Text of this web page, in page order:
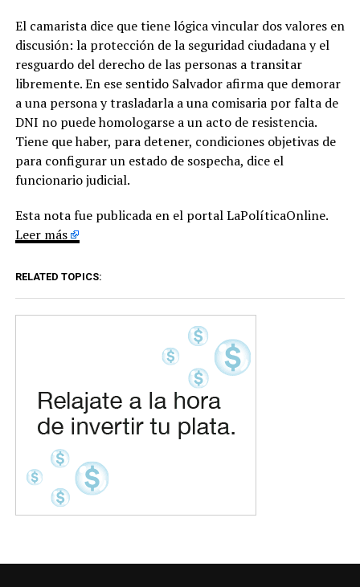
El camarista dice que tiene lógica vincular dos valores en
discusión: la protección de la seguridad ciudadana y el
resguardo del derecho de las personas a transitar
libremente. En ese sentido Salvador afirma que demorar
a una persona y trasladarla a una comisaria por falta de
DNI no puede homologarse a un acto de resistencia.
Tiene que haber, para detener, condiciones objetivas de
para configurar un estado de sospecha, dice el
funcionario judicial.
Esta nota fue publicada en el portal LaPolíticaOnline.
Leer más
RELATED TOPICS: